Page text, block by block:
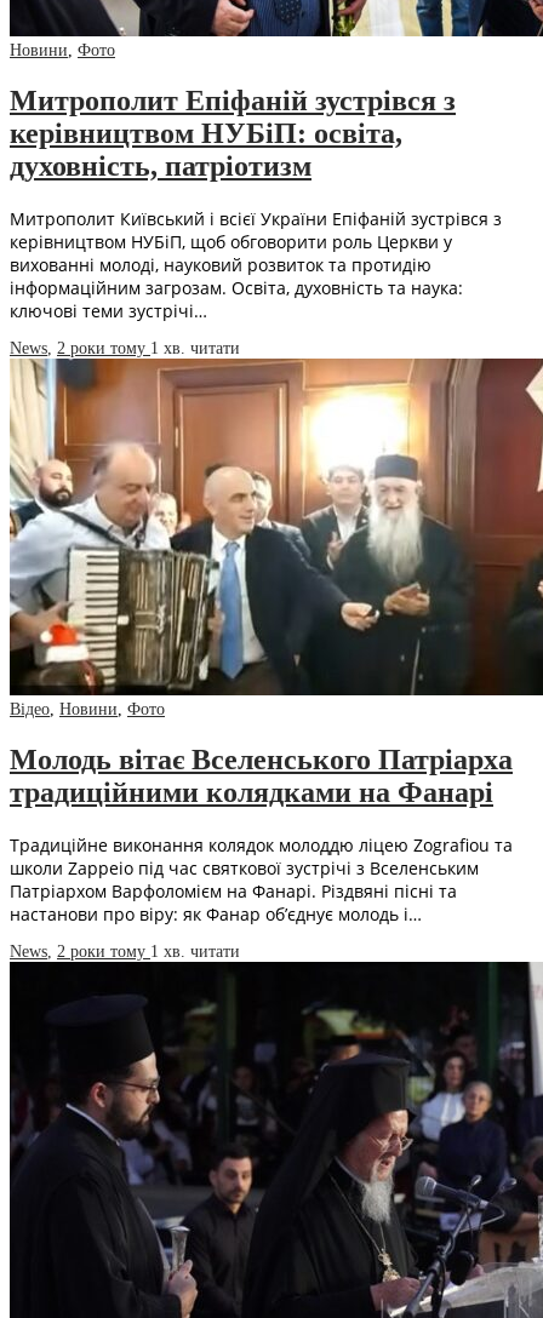
Новини, Фото
Митрополит Епіфаній зустрівся з
керівництвом НУБіП: освіта,
духовність, патріотизм
Митрополит Київський і всієї України Епіфаній зустрівся з
керівництвом НУБіП, щоб обговорити роль Церкви у
вихованні молоді, науковий розвиток та протидію
інформаційним загрозам. Освіта, духовність та наука:
ключові теми зустрічі…
News, 2 роки тому 1 хв. читати
Відео, Новини, Фото
Молодь вітає Вселенського Патріарха
традиційними колядками на Фанарі
Традиційне виконання колядок молоддю ліцею Zografiou та
школи Zappeio під час святкової зустрічі з Вселенським
Патріархом Варфоломієм на Фанарі. Різдвяні пісні та
настанови про віру: як Фанар об’єднує молодь і…
News 2 роки тому 1 хв. читати